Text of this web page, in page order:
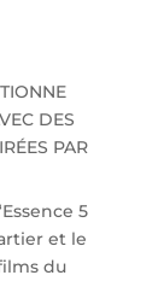
DES
PAR
5
et le
du